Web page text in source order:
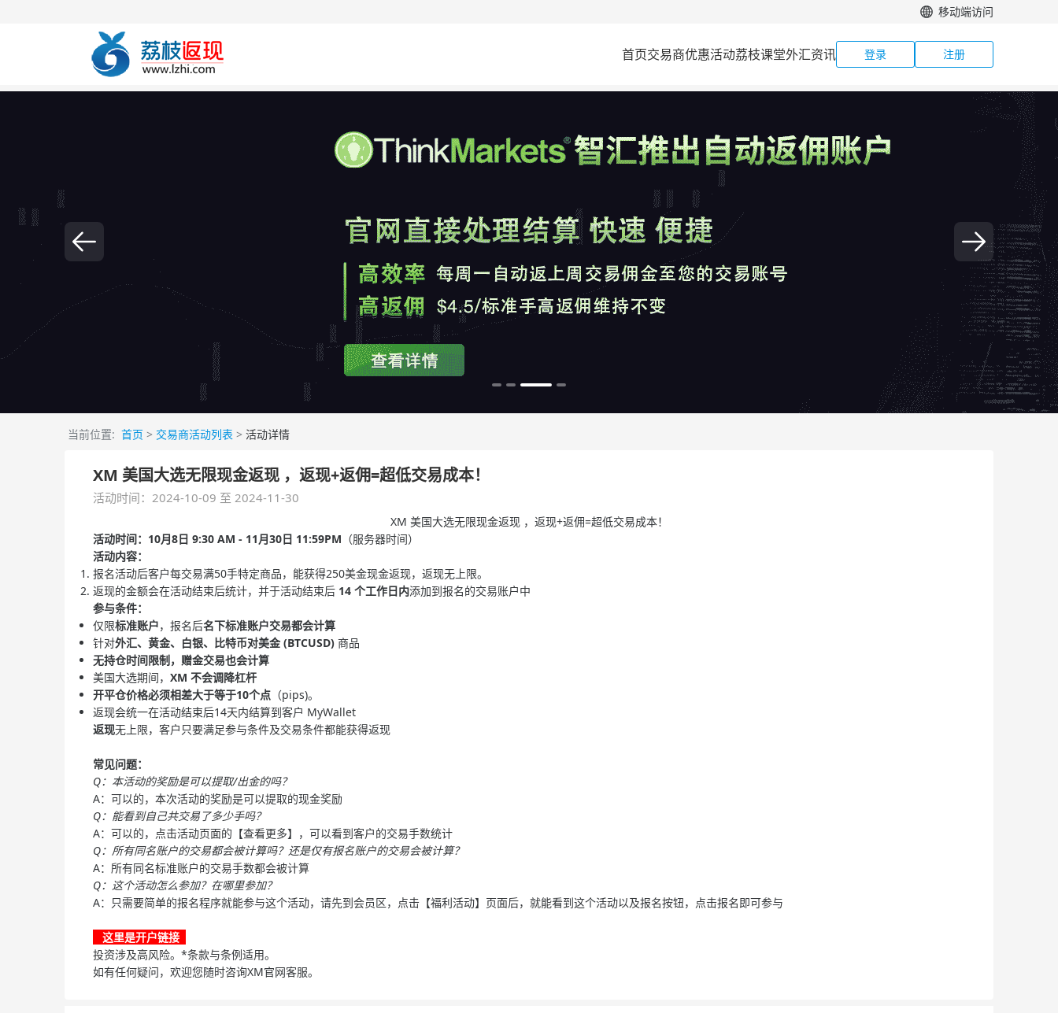
移动端访问
首页交易商优惠活动荔枝课堂外汇资讯 登录 注册
当前位置: 首页 > 交易商活动列表 > 活动详情
XM 美国大选无限现金返现 ，返现+返佣=超低交易成本！
活动时间：2024-10-09 至 2024-11-30
XM 美国大选无限现金返现 ，返现+返佣=超低交易成本！
活动时间：10月8日 9:30 AM - 11月30日 11:59PM （服务器时间）
活动内容：
报名活动后客户每交易满50手特定商品，能获得250美金现金返现，返现无上限。
返现的金额会在活动结束后统计，并于活动结束后 14 个工作日内添加到报名的交易账户中
参与条件：
仅限标准账户，报名后名下标准账户交易都会计算
针对外汇、黄金、白银、比特币对美金 (BTCUSD) 商品
无持仓时间限制，赠金交易也会计算
美国大选期间， XM 不会调降杠杆
开平仓价格必须相差大于等于10个点 （pips)。
返现会统一在活动结束后14天内结算到客户 MyWallet
返现无上限，客户只要满足参与条件及交易条件都能获得返现
常见问题：
Q：本活动的奖励是可以提取/出金的吗？
A：可以的，本次活动的奖励是可以提取的现金奖励
Q：能看到自己共交易了多少手吗？
A：可以的，点击活动页面的【查看更多】，可以看到客户的交易手数统计
Q：所有同名账户的交易都会被计算吗？还是仅有报名账户的交易会被计算？
A：所有同名标准账户的交易手数都会被计算
Q：这个活动怎么参加？在哪里参加？
A：只需要简单的报名程序就能参与这个活动，请先到会员区，点击【福利活动】页面后，就能看到这个活动以及报名按钮，点击报名即可参与
这里是开户链接
投资涉及高风险。*条款与条例适用。
如有任何疑问，欢迎您随时咨询XM官网客服。